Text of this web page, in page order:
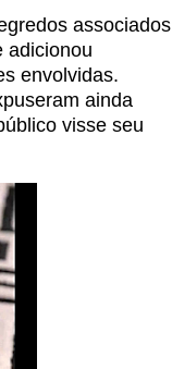
associados
adicionou
envolvidas.
ainda
visse seu